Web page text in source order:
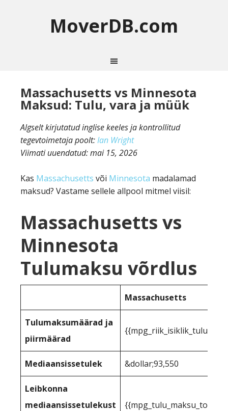
MoverDB.com
Massachusetts vs Minnesota
Maksud: Tulu, vara ja müük
Algselt kirjutatud inglise keeles ja kontrollitud
tegevtoimetaja poolt:Ian Wright
Viimati uuendatud:mai 15, 2026
Kas Massachusetts või Minnesota madalamad
maksud? Vastame sellele allpool mitmel viisil:
Massachusetts vs
Minnesota
Tulumaksu võrdlus
Massachusetts
Tulumaksumäärad ja
piirmäärad
Mediaansissetulek &dollar;93,550
Leibkonna
mediaansissetulekust